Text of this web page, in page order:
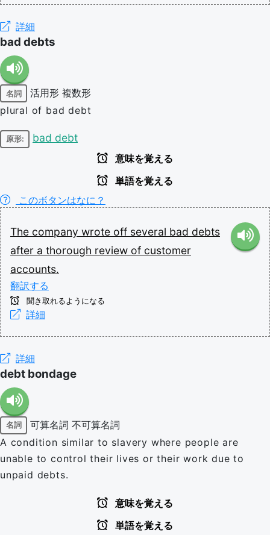
詳細
bad debts
名詞 活用形 複数形
plural of bad debt
原形: bad debt
意味を覚える
単語を覚える
このボタンはなに？
The company wrote off several bad debts
after a thorough review of customer
accounts.
翻訳する
聞き取れるようになる
詳細
詳細
debt bondage
名詞 可算名詞 不可算名詞
A condition similar to slavery where people are
unable to control their lives or their work due to
unpaid debts.
意味を覚える
単語を覚える